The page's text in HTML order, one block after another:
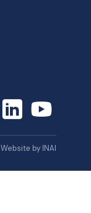
Website by INAI